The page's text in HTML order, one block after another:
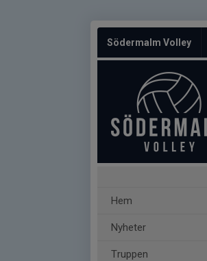
Södermalm Volley
Hem
Nyheter
Truppen